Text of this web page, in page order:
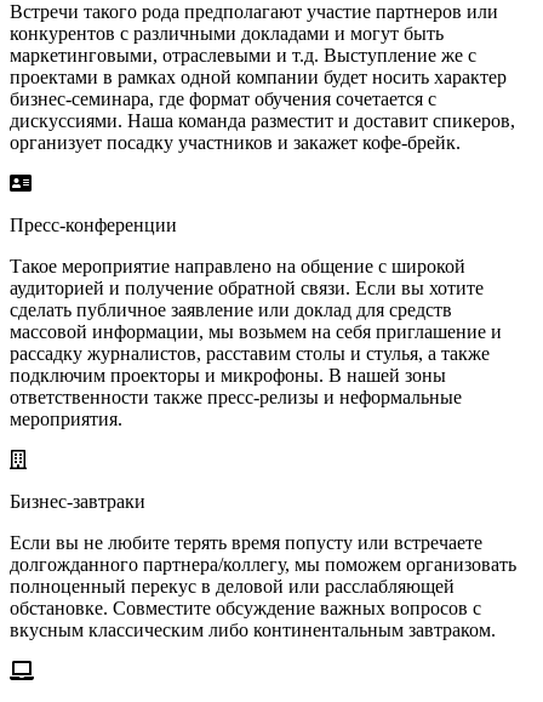
Встречи такого рода предполагают участие партнеров или
конкурентов с различными докладами и могут быть
маркетинговыми, отраслевыми и т.д. Выступление же с
проектами в рамках одной компании будет носить характер
бизнес-семинара, где формат обучения сочетается с
дискуссиями. Наша команда разместит и доставит спикеров,
организует посадку участников и закажет кофе-брейк.
Пресс-конференции
Такое мероприятие направлено на общение с широкой
аудиторией и получение обратной связи. Если вы хотите
сделать публичное заявление или доклад для средств
массовой информации, мы возьмем на себя приглашение и
рассадку журналистов, расставим столы и стулья, а также
подключим проекторы и микрофоны. В нашей зоны
ответственности также пресс-релизы и неформальные
мероприятия.
Бизнес-завтраки
Если вы не любите терять время попусту или встречаете
долгожданного партнера/коллегу, мы поможем организовать
полноценный перекус в деловой или расслабляющей
обстановке. Совместите обсуждение важных вопросов с
вкусным классическим либо континентальным завтраком.